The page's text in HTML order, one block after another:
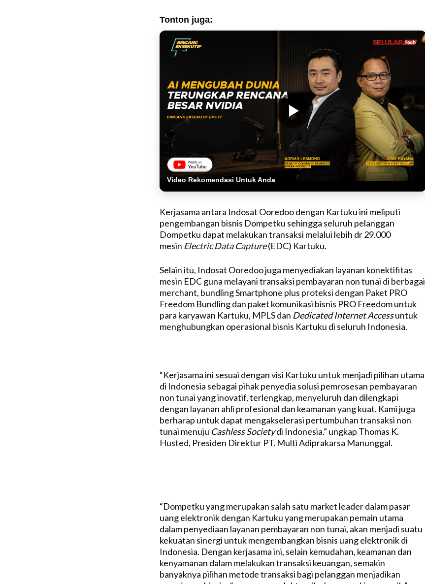
Tonton juga:
Video Rekomendasi Untuk Anda
Kerjasama antara Indosat Ooredoo dengan Kartuku ini meliputi
pengembangan bisnis Dompetku sehingga seluruh pelanggan
Dompetku dapat melakukan transaksi melalui lebih dr 29.000
mesin Electric Data Capture(EDC) Kartuku.
Selain itu, Indosat Ooredoo juga menyediakan layanan konektifitas
mesin EDC guna melayani transaksi pembayaran non tunai di berbagai
merchant, bundling Smartphone plus proteksi dengan Paket PRO
Freedom Bundling dan paket komunikasi bisnis PRO Freedom untuk
para karyawan Kartuku, MPLS dan Dedicated Internet Accessuntuk
menghubungkan operasional bisnis Kartuku di seluruh Indonesia.
“Kerjasama ini sesuai dengan visi Kartuku untuk menjadi pilihan utama
di Indonesia sebagai pihak penyedia solusi pemrosesan pembayaran
non tunai yang inovatif, terlengkap, menyeluruh dan dilengkapi
dengan layanan ahli profesional dan keamanan yang kuat. Kami juga
berharap untuk dapat mengakselerasi pertumbuhan transaksi non
tunai menuju Cashless Societydi Indonesia.” ungkap Thomas K.
Husted, Presiden Direktur PT. Multi Adiprakarsa Manunggal.
“Dompetku yang merupakan salah satu market leader dalam pasar
uang elektronik dengan Kartuku yang merupakan pemain utama
dalam penyediaan layanan pembayaran non tunai, akan menjadi suatu
kekuatan sinergi untuk mengembangkan bisnis uang elektronik di
Indonesia. Dengan kerjasama ini, selain kemudahan, keamanan dan
kenyamanan dalam melakukan transaksi keuangan, semakin
banyaknya pilihan metode transaksi bagi pelanggan menjadikan